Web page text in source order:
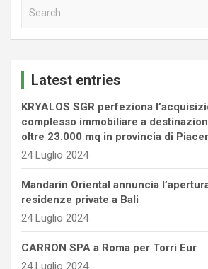
Latest entries
KRYALOS SGR perfeziona
complesso immobiliare a
oltre 23.000 mq in provincia di
24 Luglio 2024
Mandarin Oriental annuncia
residenze private a Bali
24 Luglio 2024
CARRON SPA a Roma per Torri Eur
24 Luglio 2024